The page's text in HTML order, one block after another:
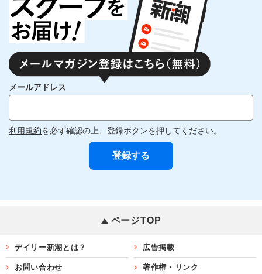
メールアドレス
利用規約を必ず確認の上、登録ボタンを押してください。
ページTOP
デイリー新潮とは？ 広告掲載
お問い合わせ 著作権・リンク